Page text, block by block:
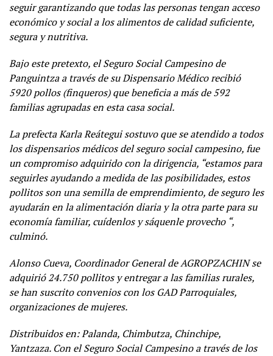
seguir garantizando que todas las personas tengan acceso
económico y social a los alimentos de calidad suficiente,
segura y nutritiva.
Bajo este pretexto, el Seguro Social Campesino de
Panguintza a través de su Dispensario Médico recibió
5920 pollos (finqueros) que beneficia a más de 592
familias agrupadas en esta casa social.
La prefecta Karla Reátegui sostuvo que se atendido a todos
los dispensarios médicos del seguro social campesino, fue
un compromiso adquirido con la dirigencia, “estamos para
seguirles ayudando a medida de las posibilidades, estos
pollitos son una semilla de emprendimiento, de seguro les
ayudarán en la alimentación diaria y la otra parte para su
economía familiar, cuídenlos y sáquenle provecho “,
culminó.
Alonso Cueva, Coordinador General de AGROPZACHIN se
adquirió 24.750 pollitos y entregar a las familias rurales,
se han suscrito convenios con los GAD Parroquiales,
organizaciones de mujeres.
Distribuidos en: Palanda, Chimbutza, Chinchipe,
Yantzaza. Con el Seguro Social Campesino a través de los